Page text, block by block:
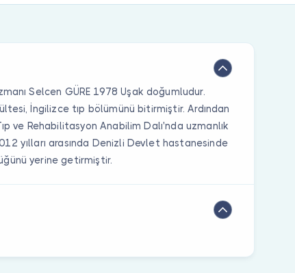
Selcen GÜRE 1978 Uşak doğumludur.
İngilizce tıp bölümünü bitirmiştir. Ardından
ve Rehabilitasyon Anabilim Dalı'nda uzmanlık
yılları arasında Denizli Devlet hastanesinde
yerine getirmiştir.